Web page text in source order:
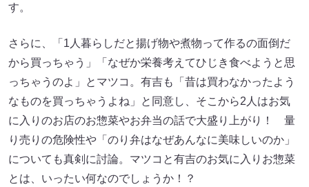
す。
さらに、「1人暮らしだと揚げ物や煮物って作るの面倒だ
から買っちゃう」「なぜか栄養考えてひじき食べようと思
っちゃうのよ」とマツコ。有吉も「昔は買わなかったよう
なものを買っちゃうよね」と同意し、そこから2人はお気
に入りのお店のお惣菜やお弁当の話で大盛り上がり！ 量
り売りの危険性や「のり弁はなぜあんなに美味しいのか」
についても真剣に討論。マツコと有吉のお気に入りお惣菜
とは、いったい何なのでしょうか！？